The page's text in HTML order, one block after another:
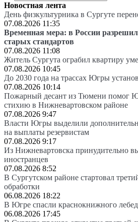
Новостная лента
День физкультурника в Сургуте
07.08.2026 11:35
Временная мера: в России
старых стандартов
07.08.2026 11:08
Житель Сургута ограбил квартиру
07.08.2026 10:45
До 2030 года на трассах Югры
07.08.2026 10:14
Пожарный десант из Тюмени помог
стихию в Нижневартовском районе
07.08.2026 9:47
Власти Югры выделили
на выплаты резервистам
07.08.2026 9:17
Из Нижневартовска принудительно
иностранцев
07.08.2026 8:52
В Сургутском районе стартовал
обработки
06.08.2026 18:22
В Югре спасли краснокнижного
06.08.2026 17:45